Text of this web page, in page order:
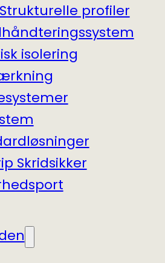
profiler
isolering
Skridsikker